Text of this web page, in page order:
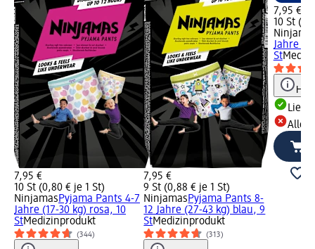
7,95 €
10 St (0,80 € je 1 St)
NinjamasPyjama Pants 4-7
Jahre (17-30 kg) rosa, 10
StMedizinprodukt
(344)
7,95 €
9 St (0,88 € je 1 St)
NinjamasPyjama Pants 8-
12 Jahre (27-43 kg) blau, 9
StMedizinprodukt
(313)
7,95 €
10 St
Jahre
St
Alle